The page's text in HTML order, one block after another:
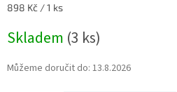
Měrná
898 Kč / 1 ks
Skladem (3 ks)
Můžeme doručit do: 13.8.2026